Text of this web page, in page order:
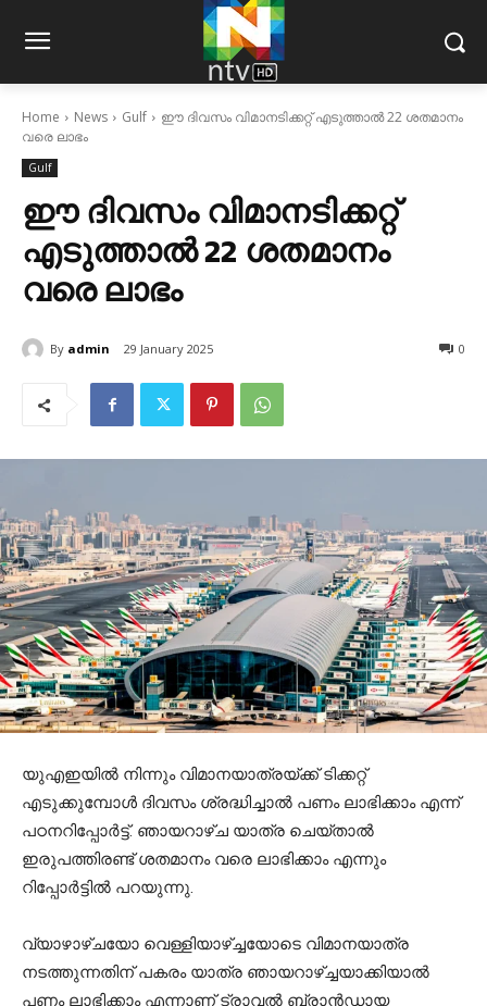
Home News Gulf
ഈ ദിവസം വിമാനടിക്കറ്റ് എടുത്താല്‍ 22 ശതമാനം
വരെ ലാഭം
Gulf
ഈ ദിവസം വിമാനടിക്കറ്റ്
എടുത്താല്‍ 22 ശതമാനം
വരെ ലാഭം
By admin 29 January 2025 0
യുഎഇയില്‍ നിന്നും വിമാനയാത്രയ്ക്ക് ടിക്കറ്റ്
എടുക്കുമ്പോള്‍ ദിവസം ശ്രദ്ധിച്ചാല്‍ പണം ലാഭിക്കാം എന്ന്
പഠനറിപ്പോര്‍ട്ട്. ഞായറാഴ്ച യാത്ര ചെയ്താല്‍
ഇരുപത്തിരണ്ട് ശതമാനം വരെ ലാഭിക്കാം എന്നും
റിപ്പോര്‍ട്ടില്‍ പറയുന്നു.
വ്യാഴാഴ്ചയോ വെള്ളിയാഴ്ച്ചയോടെ വിമാനയാത്ര
നടത്തുന്നതിന് പകരം യാത്ര ഞായറാഴ്ച്ചയാക്കിയാല്‍
പണം ലാഭിക്കാം എന്നാണ് ട്രാവല്‍ ബ്രാന്‍ഡായ